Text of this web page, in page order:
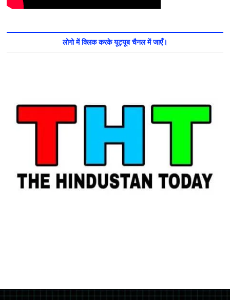
लोगो में क्लिक करके यूट्यूब चैनल में जाएँ।